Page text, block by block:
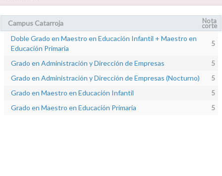
Campus Catarroja Nota
corte
Doble Grado en Maestro en Educación Infantil + Maestro en
Educación Primaria
5
Grado en Administración y Dirección de Empresas 5
Grado en Administración y Dirección de Empresas (Nocturno) 5
Grado en Maestro en Educación Infantil 5
Grado en Maestro en Educación Primaria 5